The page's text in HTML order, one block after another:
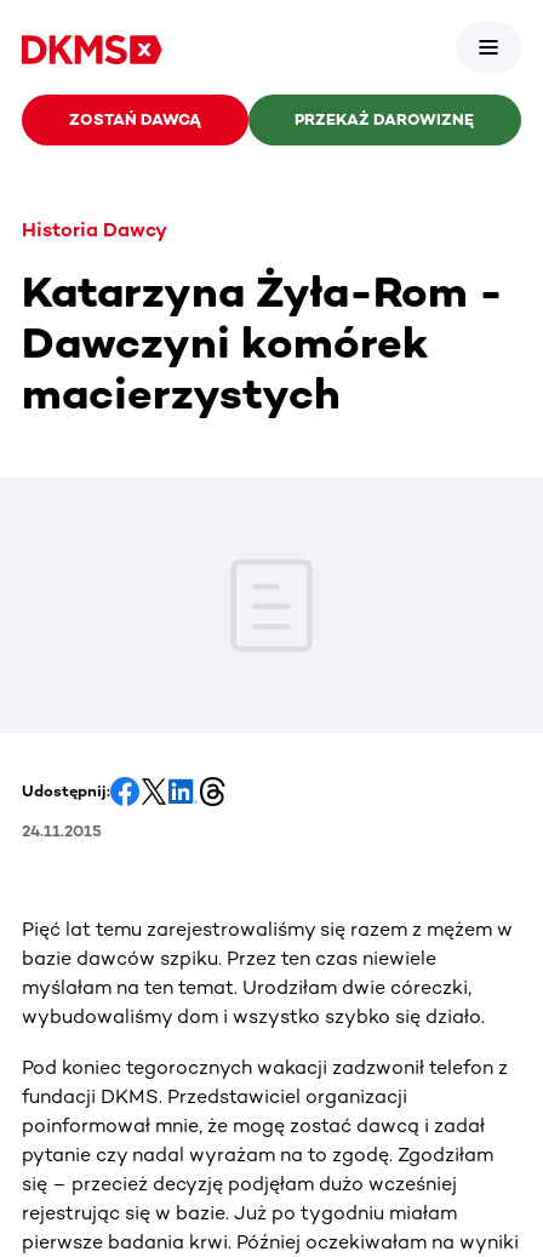
ZOSTAŃ DAWCĄ PRZEKAŻ DAROWIZNĘ
Historia Dawcy
Katarzyna Żyła-Rom -
Dawczyni komórek
macierzystych
Udostępnij:
24.11.2015
Pięć lat temu zarejestrowaliśmy się razem z mężem w
bazie dawców szpiku. Przez ten czas niewiele
myślałam na ten temat. Urodziłam dwie córeczki,
wybudowaliśmy dom i wszystko szybko się działo.
Pod koniec tegorocznych wakacji zadzwonił telefon z
fundacji DKMS. Przedstawiciel organizacji
poinformował mnie, że mogę zostać dawcą i zadał
pytanie czy nadal wyrażam na to zgodę. Zgodziłam
się – przecież decyzję podjęłam dużo wcześniej
rejestrując się w bazie. Już po tygodniu miałam
pierwsze badania krwi. Później oczekiwałam na wyniki